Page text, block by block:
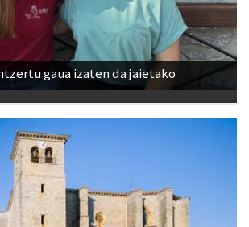
gaua izaten da jaietako